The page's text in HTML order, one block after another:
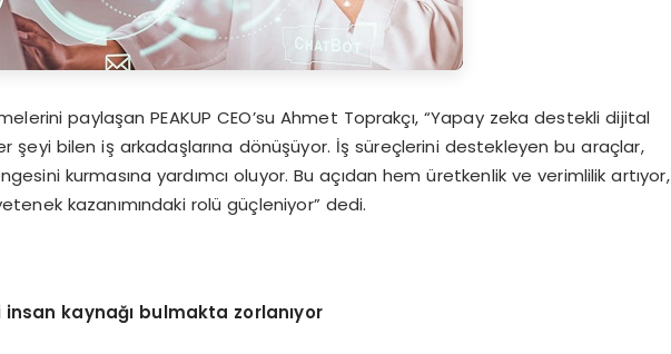
paylaşan PEAKUP CEO’su Ahmet Toprakçı, “Yapay zeka destekli dijital
şeyi bilen iş arkadaşlarına dönüşüyor. İş süreçlerini destekleyen bu araçlar,
kurmasına yardımcı oluyor. Bu açıdan hem üretkenlik ve verimlilik artıyor,
kazanımındaki rolü güçleniyor” dedi.
kaynağı bulmakta zorlanıyor